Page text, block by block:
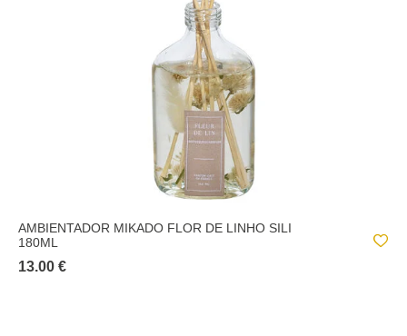
AMBIENTADOR MIKADO FLOR DE LINHO SILI
180ML
13.00 €